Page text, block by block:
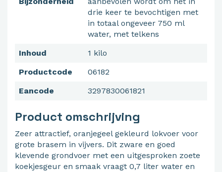
drie keer te bevochtigen met
in totaal ongeveer 750 ml
water, met telkens
Inhoud
1 kilo
Productcode
06182
Eancode
3297830061821
Product omschrijving
Zeer attractief, oranjegeel gekleurd lokvoer voor
grote brasem in vijvers. Dit zware en goed
klevende grondvoer met een uitgesproken zoete
koekjesgeur en smaak vraagt 0,7 liter water en